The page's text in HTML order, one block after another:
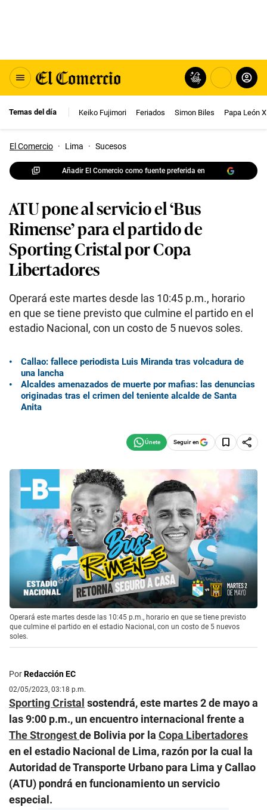
Temas del día Keiko Fujimori Feriados Simon Biles Papa León
El Comercio · Lima · Sucesos
Añadir El Comercio como fuente preferida en
ATU pone al servicio el ‘Bus
Rimense’ para el partido de
Sporting Cristal por Copa
Libertadores
Operará este martes desde las 10:45 p.m., horario
en que se tiene previsto que culmine el partido en el
estadio Nacional, con un costo de 5 nuevos soles.
Callao: fallece periodista Luis Miranda tras volcadura de
una lancha
Alcaldes amenazados de muerte por mafias: las denuncias
originadas tras el crimen del teniente alcalde de Santa
Anita
Seguir en
Operará este martes desde las 10:45 p.m., horario en que se tiene previsto
que culmine el partido en el estadio Nacional, con un costo de 5 nuevos
soles.
PorRedacción EC
02/05/2023, 03:18 p.m.
Sporting Cristal sostendrá, este martes 2 de mayo a
las 9:00 p.m., un encuentro internacional frente a
The Strongestde Bolivia por la Copa Libertadores
en el estadio Nacional de Lima, razón por la cual la
Autoridad de Transporte Urbano para Lima y Callao
(ATU) pondrá en funcionamiento un servicio
especial.